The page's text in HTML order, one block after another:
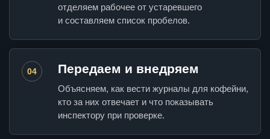
отделяем рабочее от устаревшего
и составляем список пробелов.
04 Передаем и внедряем
Объясняем, как вести журналы для кофейни,
кто за них отвечает и что показывать
инспектору при проверке.